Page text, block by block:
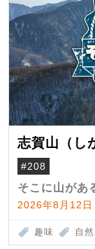
志賀山（し
#208
そこに山があ
2026年8月12
趣味 自